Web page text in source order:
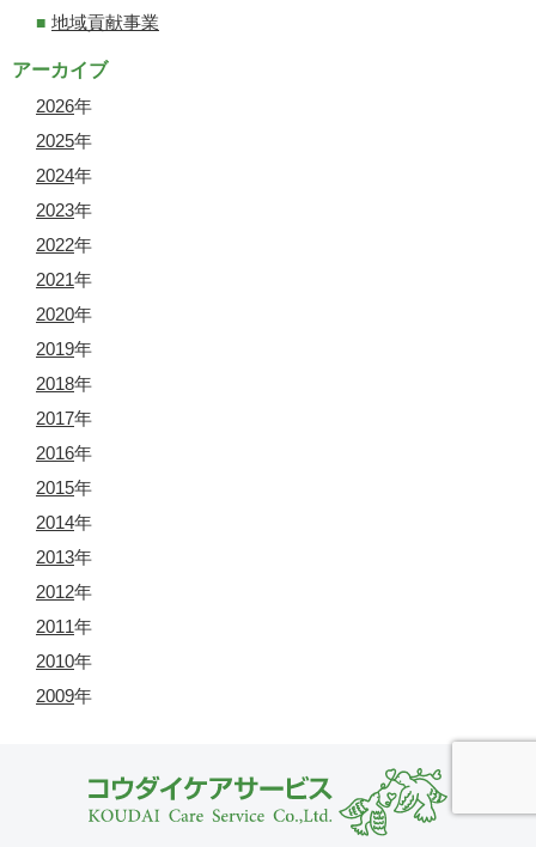
地域貢献事業
アーカイブ
2026年
2025年
2024年
2023年
2022年
2021年
2020年
2019年
2018年
2017年
2016年
2015年
2014年
2013年
2012年
2011年
2010年
2009年